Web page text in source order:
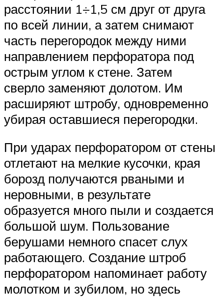
расстоянии 1÷1,5 см друг от друга
по всей линии, а затем снимают
часть перегородок между ними
направлением перфоратора под
острым углом к стене. Затем
сверло заменяют долотом. Им
расширяют штробу, одновременно
убирая оставшиеся перегородки.
При ударах перфоратором от стены
отлетают на мелкие кусочки, края
борозд получаются рваными и
неровными, в результате
образуется много пыли и создается
большой шум. Пользование
берушами немного спасет слух
работающего. Создание штроб
перфоратором напоминает работу
молотком и зубилом, но здесь